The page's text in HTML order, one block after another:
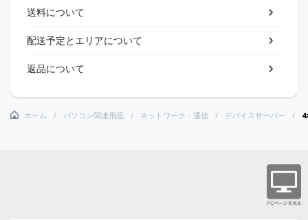
送料について
配送予定とエリアについて
返品について
ホーム パソコン関連用品 ネットワーク・通信 デバイスサーバー